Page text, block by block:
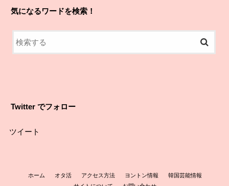
気になるワードを検索！
Twitter でフォロー
ツイート
ホーム オタ活 アクセス方法 ヨントン情報
韓国芸能情報